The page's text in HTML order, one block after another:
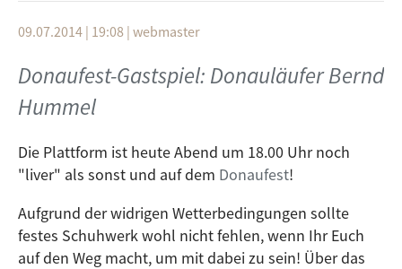
Too Far (Rodney Hunter Remix)
Oberst & Buchner feat. Mimu
Doves (Ken Hayakawa RMX)
Schönburger Perlen
Keya Hayakawa feat Julian & Der Fux
Über den Dächern (Radio Edit)
Baden-Württemberg)
Durch die Sendung geleitet Rudolf Arnold live aus
dem Donausalon.
09.07.2014 | 19:08 | webmaster
Donaufest-Gastspiel: Donauläufer Bernd
Hummel
Die Plattform ist heute Abend um 18.00 Uhr noch
"liver" als sonst und auf dem Donaufest!
Aufgrund der widrigen Wetterbedingungen sollte
festes Schuhwerk wohl nicht fehlen, wenn Ihr Euch
auf den Weg macht, um mit dabei zu sein! Über das